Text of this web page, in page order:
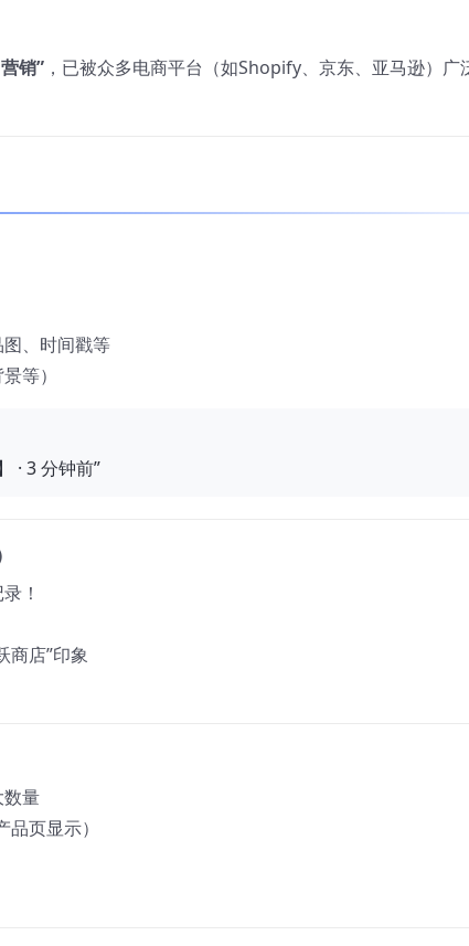
销” ，已被众多电商平台（如Shopify、京东、亚马逊）广
、时间戳等
等）
· 3 分钟前”
！
商店”印象
量
页显示）